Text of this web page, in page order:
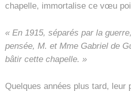
chapelle, immortalise ce vœu
« En 1915, séparés par la
pensée, M. et Mme Gabriel de
bâtir cette chapelle. »
Quelques années plus tard, leur